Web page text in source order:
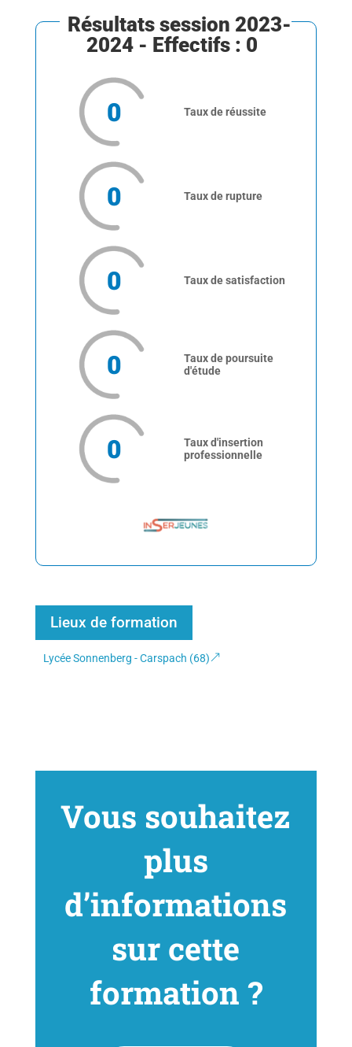
Résultats session 2023-
2024 - Effectifs : 0
0 Taux de réussite
0 Taux de rupture
0 Taux de satisfaction
0
Taux de poursuite
d'étude
0
Taux d'insertion
professionnelle
Lieux de formation
Lycée Sonnenberg - Carspach (68)
Vous souhaitez
plus
d’informations
sur cette
formation ?